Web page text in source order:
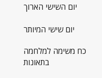
יום השישי הארוך
יום שישי המיותר
כח משימה למלחמה
בתאונות